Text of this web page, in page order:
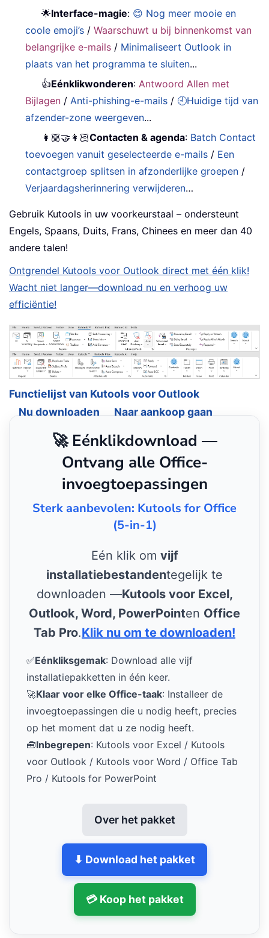
🌟Interface-magie: 😊 Nog meer mooie en
coole emoji’s /Waarschuwt u bij binnenkomst van
belangrijke e-mails / Minimaliseert Outlook in
plaats van het programma te sluiten...
👍Eénklikwonderen: Antwoord Allen met
Bijlagen / Anti-phishing-e-mails / 🕘Huidige tijd van
afzender-zone weergeven...
👩🏼‍🤝‍👩🏻Contacten & agenda: Batch Contact
toevoegen vanuit geselecteerde e-mails / Een
contactgroep splitsen in afzonderlijke groepen /
Verjaardagsherinnering verwijderen…
Gebruik Kutools in uw voorkeurstaal – ondersteunt
Engels, Spaans, Duits, Frans, Chinees en meer dan 40
andere talen!
Ontgrendel Kutools voor Outlook direct met één klik!
Wacht niet langer—download nu en verhoog uw
efficiëntie!
Functielijst van Kutools voor Outlook
Nu downloaden
Naar aankoop gaan
🚀 Eénklikdownload —
Ontvang alle Office-
invoegtoepassingen
Sterk aanbevolen: Kutools for Office
(5-in-1)
Eén klik om vijf
installatiebestandentegelijk te
downloaden —Kutools voor Excel,
Outlook, Word, PowerPointen Office
Tab Pro.Klik nu om te downloaden!
✅Eénkliksgemak: Download alle vijf
installatiepakketten in één keer.
🚀Klaar voor elke Office-taak: Installeer de
invoegtoepassingen die u nodig heeft, precies
op het moment dat u ze nodig heeft.
🧰Inbegrepen: Kutools voor Excel / Kutools
voor Outlook / Kutools voor Word / Office Tab
Pro / Kutools for PowerPoint
Over het pakket
⬇ Download het pakket
💳 Koop het pakket